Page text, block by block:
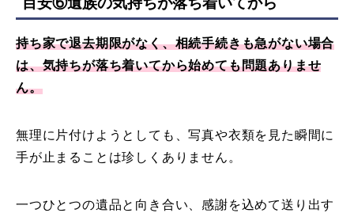
持ち家で退去期限がなく、相続手続きも急がない場合
は、気持ちが落ち着いてから始めても問題ありませ
ん。
無理に片付けようとしても、写真や衣類を見た瞬間に
手が止まることは珍しくありません。
一つひとつの遺品と向き合い、感謝を込めて送り出す